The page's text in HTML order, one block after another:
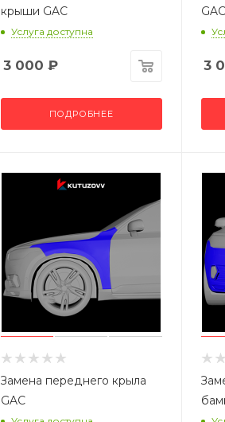
крыши GAC
Услуга доступна
3 000 ₽
ПОДРОБНЕЕ
GAC
3
Замена переднего крыла
GAC